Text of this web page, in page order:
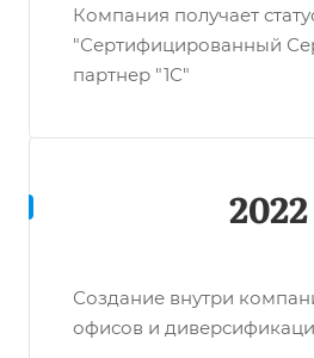
Компания получает
"Сертифицированный
партнер "1С"
2022
Создание внутри
офисов и